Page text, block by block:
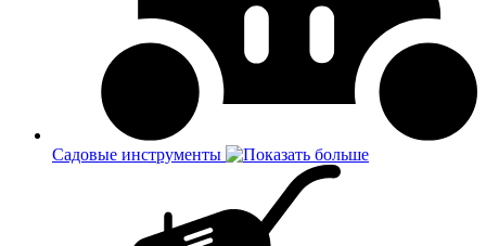
Садовые инструменты